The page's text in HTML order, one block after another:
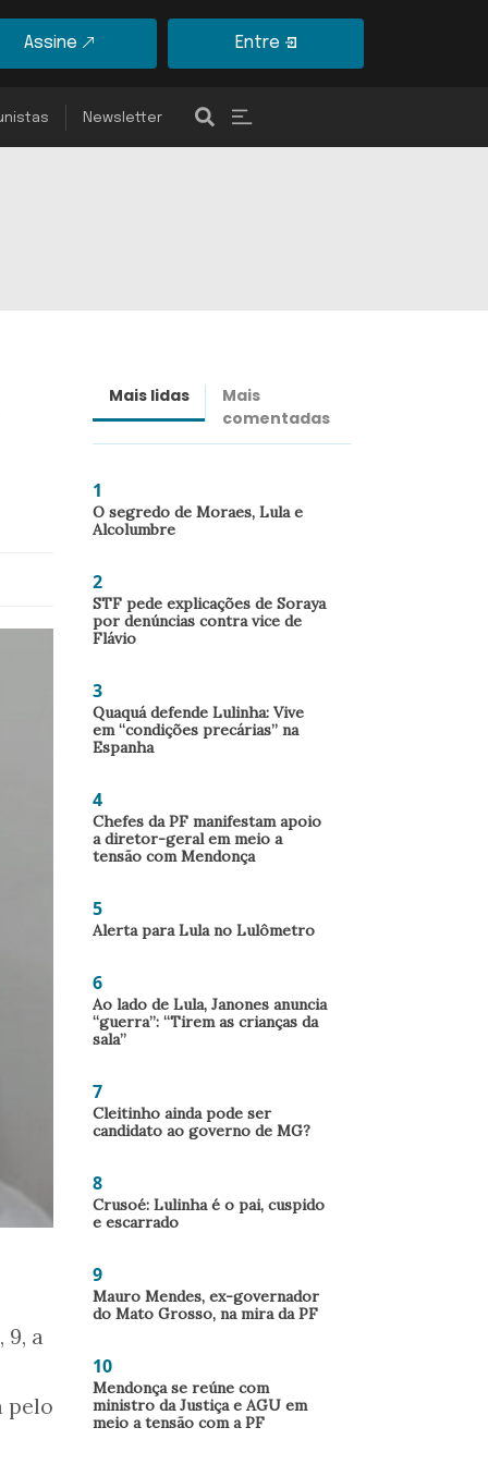
Assine Entre
Newsletter
9, a
pelo
Mais lidas
Mais
comentadas
1
O segredo de Moraes, Lula e
Alcolumbre
2
STF pede explicações de Soraya
por denúncias contra vice de
Flávio
3
Quaquá defende Lulinha: Vive
em “condições precárias” na
Espanha
4
Chefes da PF manifestam apoio
a diretor-geral em meio a
tensão com Mendonça
5
Alerta para Lula no Lulômetro
6
Ao lado de Lula, Janones anuncia
“guerra”: “Tirem as crianças da
sala”
7
Cleitinho ainda pode ser
candidato ao governo de MG?
8
Crusoé: Lulinha é o pai, cuspido
e escarrado
9
Mauro Mendes, ex-governador
do Mato Grosso, na mira da PF
10
Mendonça se reúne com
ministro da Justiça e AGU em
meio a tensão com a PF